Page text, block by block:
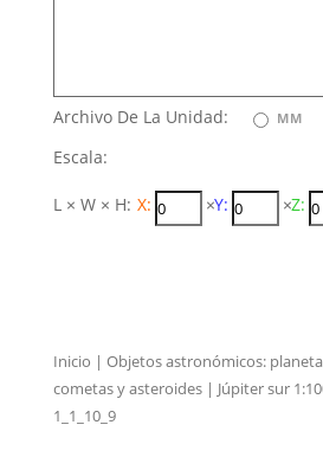
Archivo De La Unidad: MM
Escala:
L × W × H: X: ×Y: ×Z:
Inicio | Objetos astronómicos:
cometas y asteroides| Júpiter sur
1_1_10_9